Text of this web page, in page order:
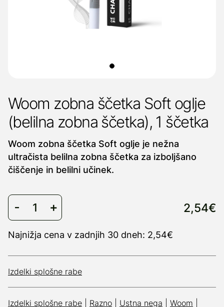
Woom zobna ščetka Soft oglje
(belilna zobna ščetka), 1 ščetka
Woom zobna ščetka Soft oglje je nežna
ultračista belilna zobna ščetka za izboljšano
čiščenje in belilni učinek.
2,54€
Najnižja cena v zadnjih 30 dneh: 2,54€
Izdelki splošne rabe
Izdelki splošne rabe Razno Ustna nega Woom